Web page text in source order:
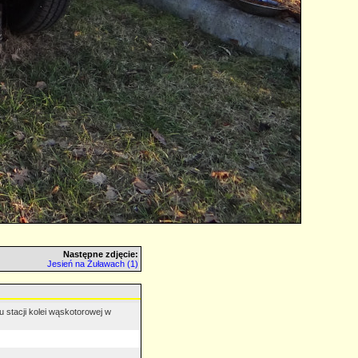
Następne zdjęcie:
Jesień na Żuławach (1)
stacji kolei wąskotorowej w